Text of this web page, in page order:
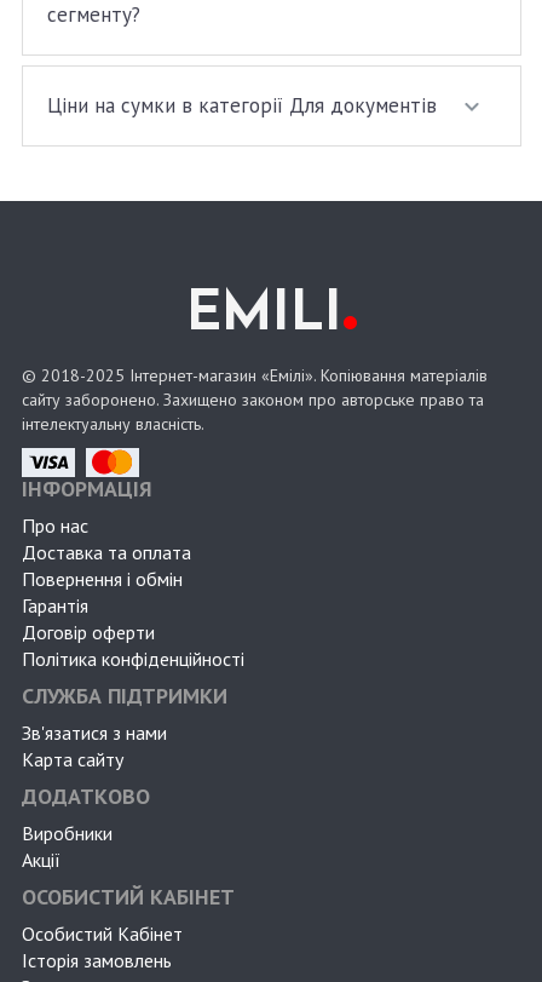
сегменту?
Ціни на сумки в категорії Для документів
EMILI.
© 2018-2025 Інтернет-магазин «Емілі». Копіювання матеріалів
сайту заборонено. Захищено законом про авторське право та
інтелектуальну власність.
ІНФОРМАЦІЯ
Про нас
Доставка та оплата
Повернення і обмін
Гарантія
Договір оферти
Політика конфіденційності
СЛУЖБА ПІДТРИМКИ
Зв'язатися з нами
Карта сайту
ДОДАТКОВО
Виробники
Акції
ОСОБИСТИЙ КАБІНЕТ
Особистий Кабінет
Історія замовлень